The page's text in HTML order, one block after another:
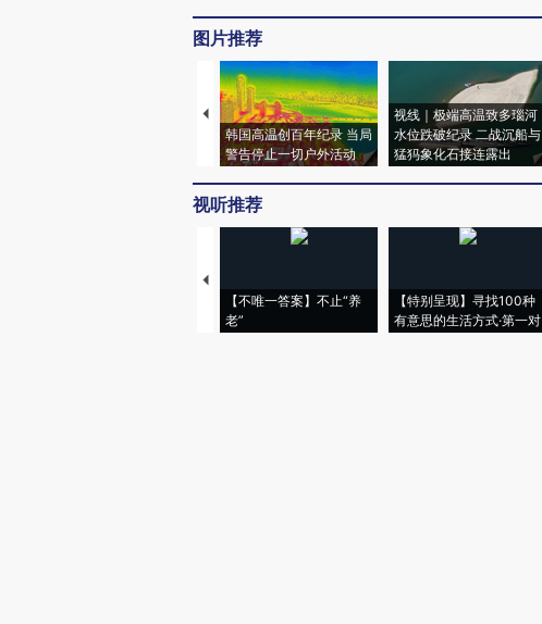
图片推荐
韩国高温创百年纪录 当局
警告停止一切户外活动
视线｜极端高温致多瑙河
水位跌破纪录 二战沉船与
猛犸象化石接连露出
视听推荐
【不唯一答案】不止“养
老”
【特别呈现】寻找100种
有意思的生活方式·第一对